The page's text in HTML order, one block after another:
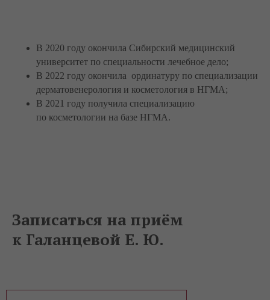
В 2020 году окончила Сибирский медицинский
университет по специальности лечебное дело;
В 2022 году окончила ординатуру по специализации
дерматовенерология и косметология в НГМА;
В 2021 году получила специализацию
по косметологии на базе НГМА.
Записаться на приём
к Галанцевой Е. Ю.